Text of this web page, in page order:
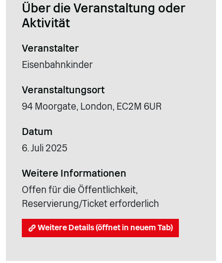
Über die Veranstaltung oder
Aktivität
Veranstalter
Eisenbahnkinder
Veranstaltungsort
94 Moorgate, London, EC2M 6UR
Datum
6. Juli 2025
Weitere Informationen
Offen für die Öffentlichkeit,
Reservierung/Ticket erforderlich
Weitere Details (öffnet in neuem Tab)